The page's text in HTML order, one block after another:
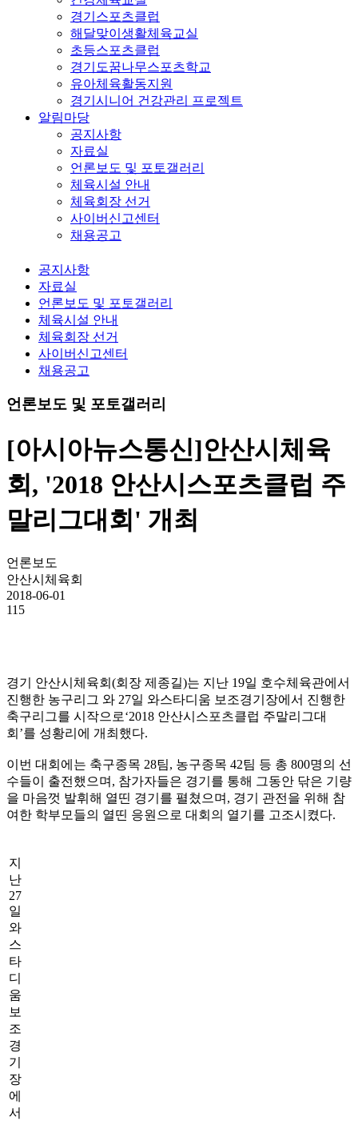
경기스포츠클럽
해달맞이생활체육교실
초등스포츠클럽
경기도꿈나무스포츠학교
유아체육활동지원
경기시니어 건강관리 프로젝트
알림마당
공지사항
자료실
언론보도 및 포토갤러리
체육시설 안내
체육회장 선거
사이버신고센터
채용공고
공지사항
자료실
언론보도 및 포토갤러리
체육시설 안내
체육회장 선거
사이버신고센터
채용공고
언론보도 및 포토갤러리
[아시아뉴스통신]안산시체육
회, '2018 안산시스포츠클럽 주
말리그대회' 개최
언론보도
안산시체육회
2018-06-01
115
경기 안산시체육회(회장 제종길)는 지난 19일 호수체육관에서
진행한 농구리그 와 27일 와스타디움 보조경기장에서 진행한
축구리그를 시작으로‘2018 안산시스포츠클럽 주말리그대
회’를 성황리에 개최했다.
이번 대회에는 축구종목 28팀, 농구종목 42팀 등 총 800명의 선
수들이 출전했으며, 참가자들은 경기를 통해 그동안 닦은 기량
을 마음껏 발휘해 열띤 경기를 펼쳤으며, 경기 관전을 위해 참
여한 학부모들의 열띤 응원으로 대회의 열기를 고조시켰다.
지
난
27
일
와
스
타
디
움
보
조
경
기
장
에
서